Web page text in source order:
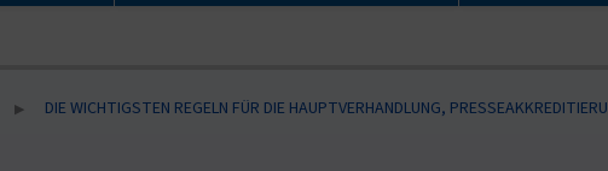
▶ DIE WICHTIGSTEN REGELN FÜR DIE HAUPTVERHANDLUNG,